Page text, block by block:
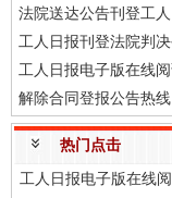
法院送达公告刊登工
工人日报刊登法院判
工人日报电子版在线
解除合同登报公告热线
热门点击
工人日报电子版在线